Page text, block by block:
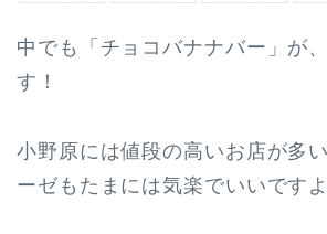
中でも「チョコバナナバー」が
す！
小野原には値段の高いお店が多
ーゼもたまには気楽でいいですよ